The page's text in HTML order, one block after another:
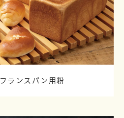
フランスパン用粉